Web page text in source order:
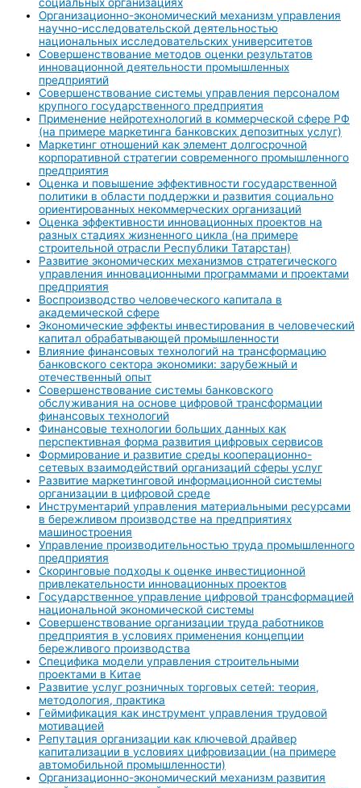
социальных организациях
Организационно-экономический механизм управления
научно-исследовательской деятельностью
национальных исследовательских университетов
Совершенствование методов оценки результатов
инновационной деятельности промышленных
предприятий
Совершенствование системы управления персоналом
крупного государственного предприятия
Применение нейротехнологий в коммерческой сфере РФ
(на примере маркетинга банковских депозитных услуг)
Маркетинг отношений как элемент долгосрочной
корпоративной стратегии современного промышленного
предприятия
Оценка и повышение эффективности государственной
политики в области поддержки и развития социально
ориентированных некоммерческих организаций
Оценка эффективности инновационных проектов на
разных стадиях жизненного цикла (на примере
строительной отрасли Республики Татарстан)
Развитие экономических механизмов стратегического
управления инновационными программами и проектами
предприятия
Воспроизводство человеческого капитала в
академической сфере
Экономические эффекты инвестирования в человеческий
капитал обрабатывающей промышленности
Влияние финансовых технологий на трансформацию
банковского сектора экономики: зарубежный и
отечественный опыт
Совершенствование системы банковского
обслуживания на основе цифровой трансформации
финансовых технологий
Финансовые технологии больших данных как
перспективная форма развития цифровых сервисов
Формирование и развитие среды кооперационно-
сетевых взаимодействий организаций сферы услуг
Развитие маркетинговой информационной системы
организации в цифровой среде
Инструментарий управления материальными ресурсами
в бережливом производстве на предприятиях
машиностроения
Управление производительностью труда промышленного
предприятия
Скоринговые подходы к оценке инвестиционной
привлекательности инновационных проектов
Государственное управление цифровой трансформацией
национальной экономической системы
Совершенствование организации труда работников
предприятия в условиях применения концепции
бережливого производства
Специфика модели управления строительными
проектами в Китае
Развитие услуг розничных торговых сетей: теория,
методология, практика
Геймификация как инструмент управления трудовой
мотивацией
Репутация организации как ключевой драйвер
капитализации в условиях цифровизации (на примере
автомобильной промышленности)
Организационно-экономический механизм развития